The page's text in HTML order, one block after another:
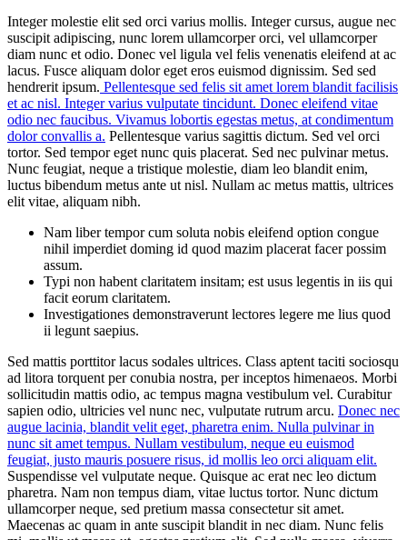
Integer molestie elit sed orci varius mollis. Integer cursus, augue nec
suscipit adipiscing, nunc lorem ullamcorper orci, vel ullamcorper
diam nunc et odio. Donec vel ligula vel felis venenatis eleifend at ac
lacus. Fusce aliquam dolor eget eros euismod dignissim. Sed sed
hendrerit ipsum. Pellentesque sed felis sit amet lorem blandit facilisis
et ac nisl. Integer varius vulputate tincidunt. Donec eleifend vitae
odio nec faucibus. Vivamus lobortis egestas metus, at condimentum
dolor convallis a. Pellentesque varius sagittis dictum. Sed vel orci
tortor. Sed tempor eget nunc quis placerat. Sed nec pulvinar metus.
Nunc feugiat, neque a tristique molestie, diam leo blandit enim,
luctus bibendum metus ante ut nisl. Nullam ac metus mattis, ultrices
elit vitae, aliquam nibh.
Nam liber tempor cum soluta nobis eleifend option congue
nihil imperdiet doming id quod mazim placerat facer possim
assum.
Typi non habent claritatem insitam; est usus legentis in iis qui
facit eorum claritatem.
Investigationes demonstraverunt lectores legere me lius quod
ii legunt saepius.
Sed mattis porttitor lacus sodales ultrices. Class aptent taciti sociosqu
ad litora torquent per conubia nostra, per inceptos himenaeos. Morbi
sollicitudin mattis odio, ac tempus magna vestibulum vel. Curabitur
sapien odio, ultricies vel nunc nec, vulputate rutrum arcu. Donec nec
augue lacinia, blandit velit eget, pharetra enim. Nulla pulvinar in
nunc sit amet tempus. Nullam vestibulum, neque eu euismod
feugiat, justo mauris posuere risus, id mollis leo orci aliquam elit.
Suspendisse vel vulputate neque. Quisque ac erat nec leo dictum
pharetra. Nam non tempus diam, vitae luctus tortor. Nunc dictum
ullamcorper neque, sed pretium massa consectetur sit amet.
Maecenas ac quam in ante suscipit blandit in nec diam. Nunc felis